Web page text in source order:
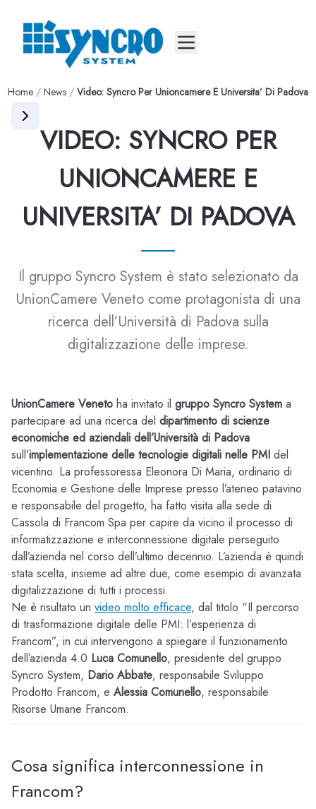
Mobile menu
Home / News / Video: Syncro Per Unioncamere E Universita’ Di Padova
VIDEO: SYNCRO PER
UNIONCAMERE E
UNIVERSITA’ DI PADOVA
Il gruppo Syncro System è stato selezionato da
UnionCamere Veneto come protagonista di una
ricerca dell’Università di Padova sulla
digitalizzazione delle imprese.
UnionCamere Veneto ha invitato il gruppo Syncro System a
partecipare ad una ricerca del dipartimento di scienze
economiche ed aziendali dell’Università di Padova
sull’implementazione delle tecnologie digitali nelle PMI del
vicentino. La professoressa Eleonora Di Maria, ordinario di
Economia e Gestione delle Imprese presso l’ateneo patavino
e responsabile del progetto, ha fatto visita alla sede di
Cassola di Francom Spa per capire da vicino il processo di
informatizzazione e interconnessione digitale perseguito
dall’azienda nel corso dell’ultimo decennio. L’azienda è quindi
stata scelta, insieme ad altre due, come esempio di avanzata
digitalizzazione di tutti i processi.
Ne è risultato un video molto efficace, dal titolo “Il percorso
di trasformazione digitale delle PMI: l’esperienza di
Francom”, in cui intervengono a spiegare il funzionamento
dell’azienda 4.0 Luca Comunello, presidente del gruppo
Syncro System, Dario Abbate, responsabile Sviluppo
Prodotto Francom, e Alessia Comunello, responsabile
Risorse Umane Francom.
Cosa significa interconnessione in
Francom?